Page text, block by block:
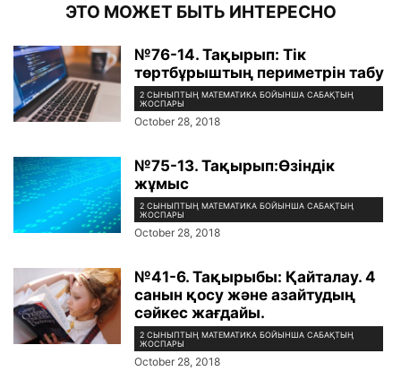
ЭТО МОЖЕТ БЫТЬ ИНТЕРЕСНО
№76-14. Тақырып: Тік
төртбұрыштың периметрін табу
2 СЫНЫПТЫҢ МАТЕМАТИКА БОЙЫНША САБАҚТЫҢ
ЖОСПАРЫ
October 28, 2018
№75-13. Тақырып:Өзіндік
жұмыс
2 СЫНЫПТЫҢ МАТЕМАТИКА БОЙЫНША САБАҚТЫҢ
ЖОСПАРЫ
October 28, 2018
№41-6. Тақырыбы: Қайталау. 4
санын қосу және азайтудың
сәйкес жағдайы.
2 СЫНЫПТЫҢ МАТЕМАТИКА БОЙЫНША САБАҚТЫҢ
ЖОСПАРЫ
October 28, 2018